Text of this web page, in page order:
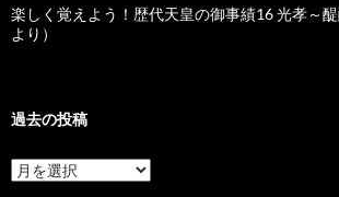
楽しく覚えよう！歴代天皇の御事績16 光孝～
より）
過去の投稿
過
去